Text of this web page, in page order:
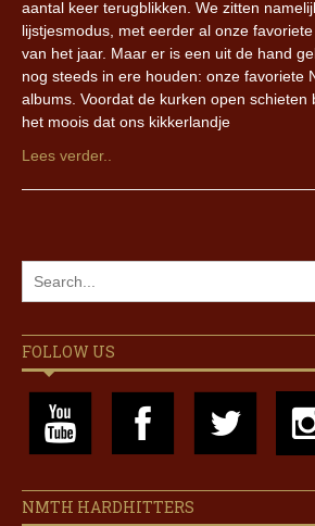
aantal keer terugblikken. We zitten
lijstjesmodus, met eerder al onze
van het jaar. Maar er is een uit de hand
nog steeds in ere houden: onze favoriete
albums. Voordat de kurken open schieten
het moois dat ons kikkerlandje
Lees verder..
FOLLOW US
NMTH HARDHITTERS